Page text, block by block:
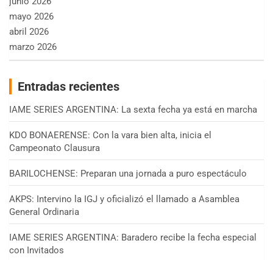
mayo 2026
abril 2026
marzo 2026
Entradas recientes
IAME SERIES ARGENTINA: La sexta fecha ya está en marcha
KDO BONAERENSE: Con la vara bien alta, inicia el
Campeonato Clausura
BARILOCHENSE: Preparan una jornada a puro espectáculo
AKPS: Intervino la IGJ y oficializó el llamado a Asamblea
General Ordinaria
IAME SERIES ARGENTINA: Baradero recibe la fecha especial
con Invitados